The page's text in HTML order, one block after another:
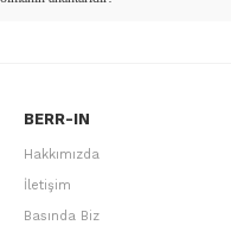
BERR-IN
Hakkımızda
İletişim
Basında Biz